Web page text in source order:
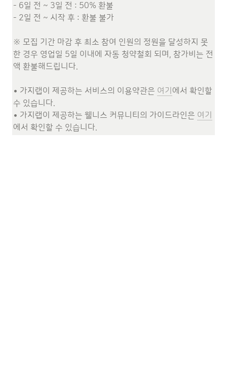
- 6일 전 ~ 3일 전 : 50% 환불
- 2일 전 ~ 시작 후 : 환불 불가
※ 모집 기간 마감 후 최소 참여 인원의 정원을 달성하지 못
한 경우 영업일 5일 이내에 자동 청약철회 되며, 참가비는 전
액 환불해드립니다.
• 가지랩이 제공하는 서비스의 이용약관은 여기 에서 확인할
수 있습니다.
• 가지랩이 제공하는 웰니스 커뮤니티의 가이드라인은 여기
에서 확인할 수 있습니다.